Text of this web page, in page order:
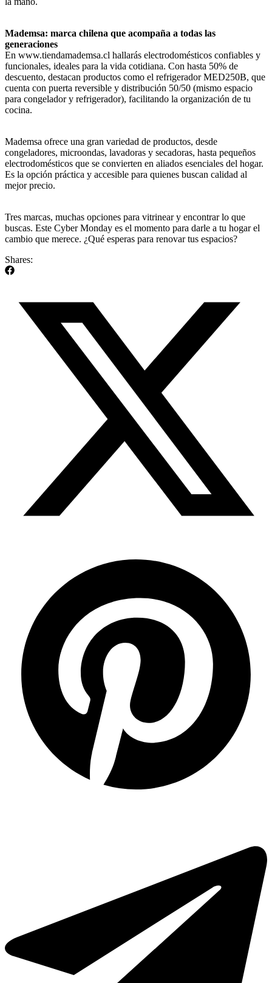
Mademsa: marca chilena que acompaña a todas las
generaciones
En www.tiendamademsa.cl hallarás electrodomésticos confiables y
funcionales, ideales para la vida cotidiana. Con hasta 50% de
descuento, destacan productos como el refrigerador MED250B, que
cuenta con puerta reversible y distribución 50/50 (mismo espacio
para congelador y refrigerador), facilitando la organización de tu
cocina.
Mademsa ofrece una gran variedad de productos, desde
congeladores, microondas, lavadoras y secadoras, hasta pequeños
electrodomésticos que se convierten en aliados esenciales del hogar.
Es la opción práctica y accesible para quienes buscan calidad al
mejor precio.
Tres marcas, muchas opciones para vitrinear y encontrar lo que
buscas. Este Cyber Monday es el momento para darle a tu hogar el
cambio que merece. ¿Qué esperas para renovar tus espacios?
Shares: